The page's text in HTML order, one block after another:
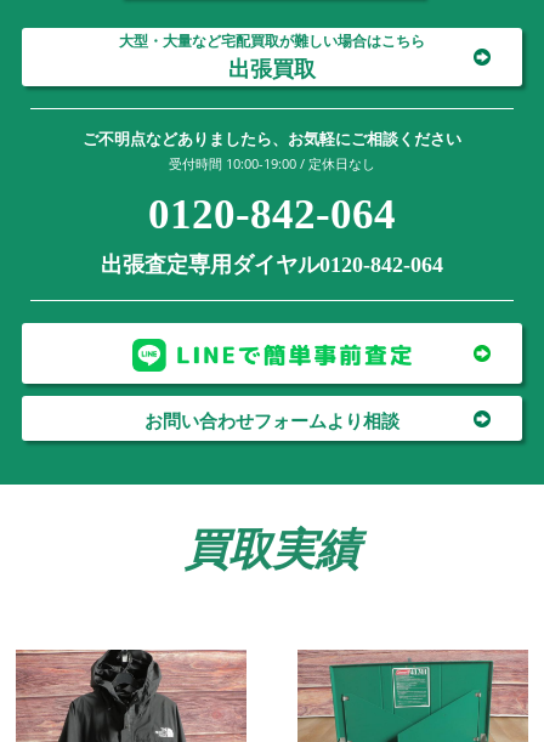
大型・大量など宅配買取が難しい場合はこちら
出張買取
ご不明点などありましたら、お気軽にご相談ください
受付時間 10:00-19:00 / 定休日なし
0120-842-064
出張査定専用ダイヤル0120-842-064
お問い合わせフォームより相談
買取実績